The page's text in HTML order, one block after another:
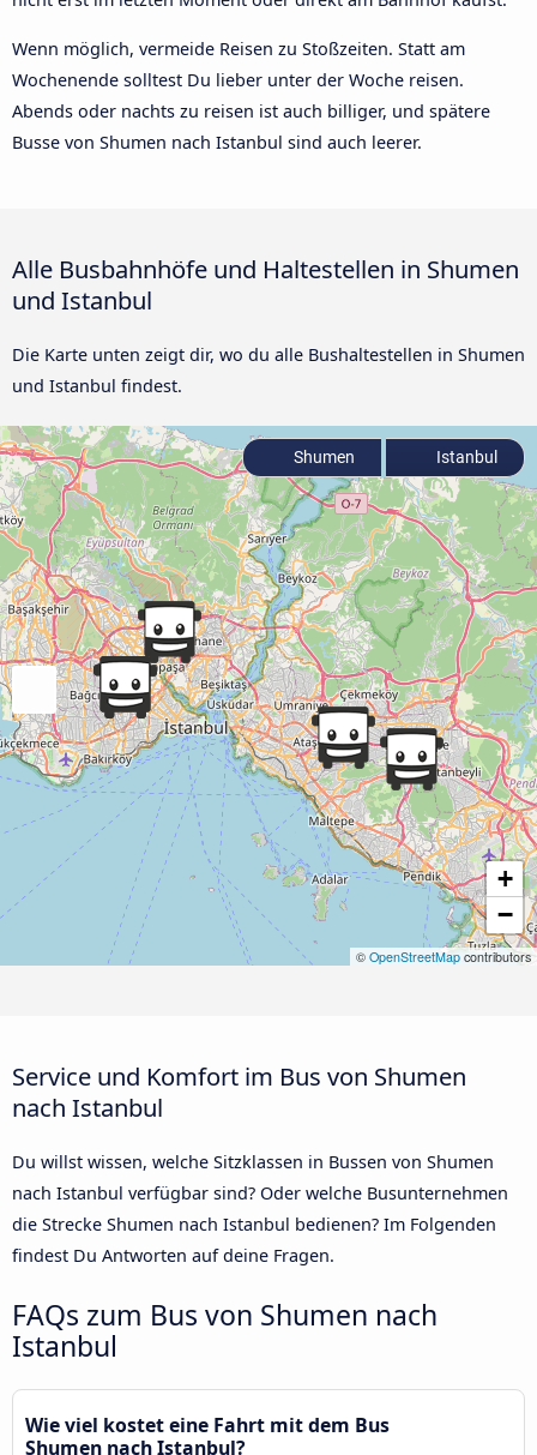
Wenn möglich, vermeide Reisen zu Stoßzeiten. Statt am
Wochenende solltest Du lieber unter der Woche reisen.
Abends oder nachts zu reisen ist auch billiger, und spätere
Busse von Shumen nach Istanbul sind auch leerer.
Alle Busbahnhöfe und Haltestellen in Shumen
und Istanbul
Die Karte unten zeigt dir, wo du alle Bushaltestellen in Shumen
und Istanbul findest.
+
−
© OpenStreetMap contributors
Shumen Istanbul
Service und Komfort im Bus von Shumen
nach Istanbul
Du willst wissen, welche Sitzklassen in Bussen von Shumen
nach Istanbul verfügbar sind? Oder welche Busunternehmen
die Strecke Shumen nach Istanbul bedienen? Im Folgenden
findest Du Antworten auf deine Fragen.
FAQs zum Bus von Shumen nach
Istanbul
Wie viel kostet eine Fahrt mit dem Bus
Shumen nach Istanbul?